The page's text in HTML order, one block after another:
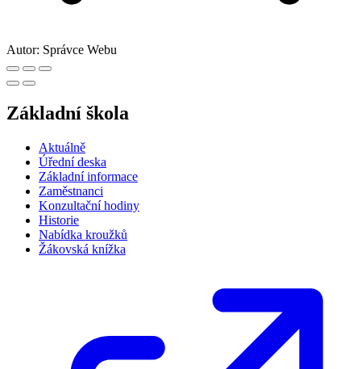
Autor: Správce Webu
Základní škola
Aktuálně
Úřední deska
Základní informace
Zaměstnanci
Konzultační hodiny
Historie
Nabídka kroužků
Žákovská knížka